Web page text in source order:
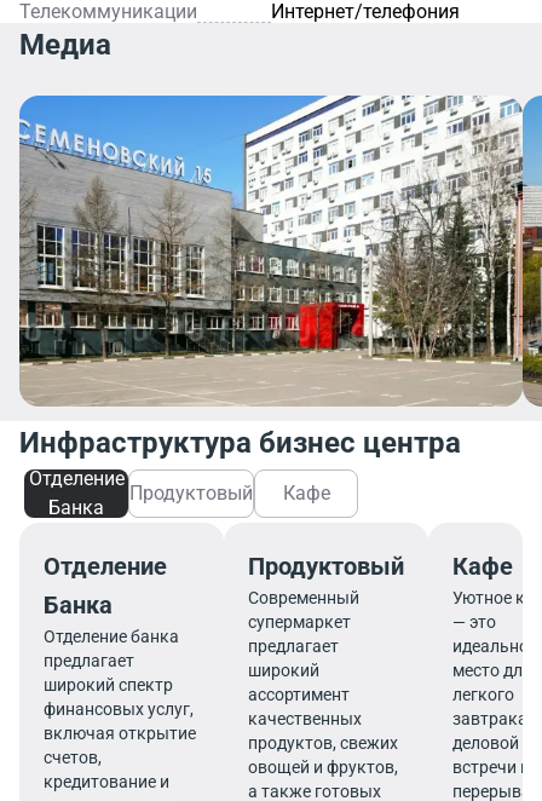
Телекоммуникации Интернет/телефония
Медиа
Инфраструктура бизнес центра
Отделение
Банка
Продуктовый Кафе
Отделение
Банка
Отделение банка
предлагает
широкий спектр
финансовых услуг,
включая открытие
счетов,
кредитование и
Продуктовый
Современный
супермаркет
предлагает
широкий
ассортимент
качественных
продуктов, свежих
овощей и фруктов,
а также готовых
Кафе
Уютное
— это
идеальное
место для
легкого
завтрака,
деловой
встречи
перерыва